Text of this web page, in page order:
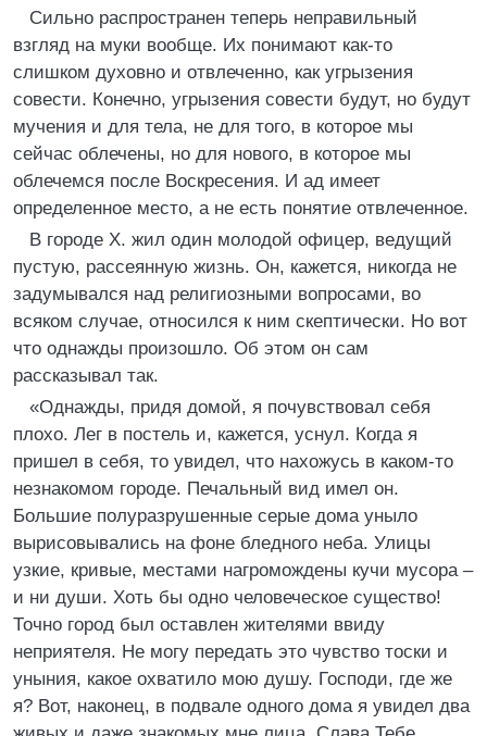
Сильно распространен теперь неправильный
взгляд на муки вообще. Их понимают как-то
слишком духовно и отвлеченно, как угрызения
совести. Конечно, угрызения совести будут, но будут
мучения и для тела, не для того, в которое мы
сейчас облечены, но для нового, в которое мы
облечемся после Воскресения. И ад имеет
определенное место, а не есть понятие отвлеченное.
В городе X. жил один молодой офицер, ведущий
пустую, рассеянную жизнь. Он, кажется, никогда не
задумывался над религиозными вопросами, во
всяком случае, относился к ним скептически. Но вот
что однажды произошло. Об этом он сам
рассказывал так.
«Однажды, придя домой, я почувствовал себя
плохо. Лег в постель и, кажется, уснул. Когда я
пришел в себя, то увидел, что нахожусь в каком-то
незнакомом городе. Печальный вид имел он.
Большие полуразрушенные серые дома уныло
вырисовывались на фоне бледного неба. Улицы
узкие, кривые, местами нагромождены кучи мусора –
и ни души. Хоть бы одно человеческое существо!
Точно город был оставлен жителями ввиду
неприятеля. Не могу передать это чувство тоски и
уныния, какое охватило мою душу. Господи, где же
я? Вот, наконец, в подвале одного дома я увидел два